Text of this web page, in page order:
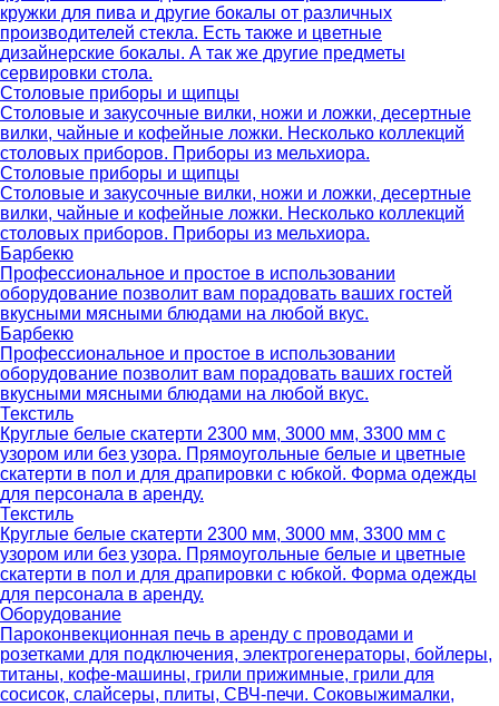
кружки для пива и другие бокалы от различных
производителей стекла. Есть также и цветные
дизайнерские бокалы. А так же другие предметы
сервировки стола.
Столовые приборы и щипцы
Столовые и закусочные вилки, ножи и ложки, десертные
вилки, чайные и кофейные ложки. Несколько коллекций
столовых приборов. Приборы из мельхиора.
Столовые приборы и щипцы
Столовые и закусочные вилки, ножи и ложки, десертные
вилки, чайные и кофейные ложки. Несколько коллекций
столовых приборов. Приборы из мельхиора.
Барбекю
Профессиональное и простое в использовании
оборудование позволит вам порадовать ваших гостей
вкусными мясными блюдами на любой вкус.
Барбекю
Профессиональное и простое в использовании
оборудование позволит вам порадовать ваших гостей
вкусными мясными блюдами на любой вкус.
Текстиль
Круглые белые скатерти 2300 мм, 3000 мм, 3300 мм с
узором или без узора. Прямоугольные белые и цветные
скатерти в пол и для драпировки с юбкой. Форма одежды
для персонала в аренду.
Текстиль
Круглые белые скатерти 2300 мм, 3000 мм, 3300 мм с
узором или без узора. Прямоугольные белые и цветные
скатерти в пол и для драпировки с юбкой. Форма одежды
для персонала в аренду.
Оборудование
Пароконвекционная печь в аренду с проводами и
розетками для подключения, электрогенераторы, бойлеры,
титаны, кофе-машины, грили прижимные, грили для
сосисок, слайсеры, плиты, СВЧ-печи. Соковыжималки,